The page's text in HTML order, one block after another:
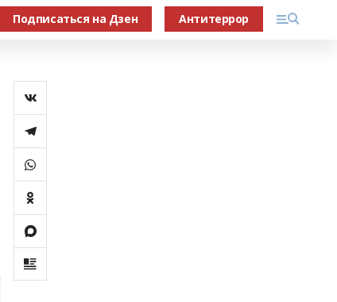
Подписаться на Дзен Антитеррор